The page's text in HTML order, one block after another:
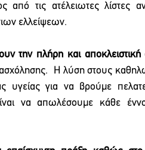
από τις ατέλειωτες λίστες
ελλείψεων.
την πλήρη και
Η λύση στους
υγείας για να βρούμε
να απωλέσουμε κάθε